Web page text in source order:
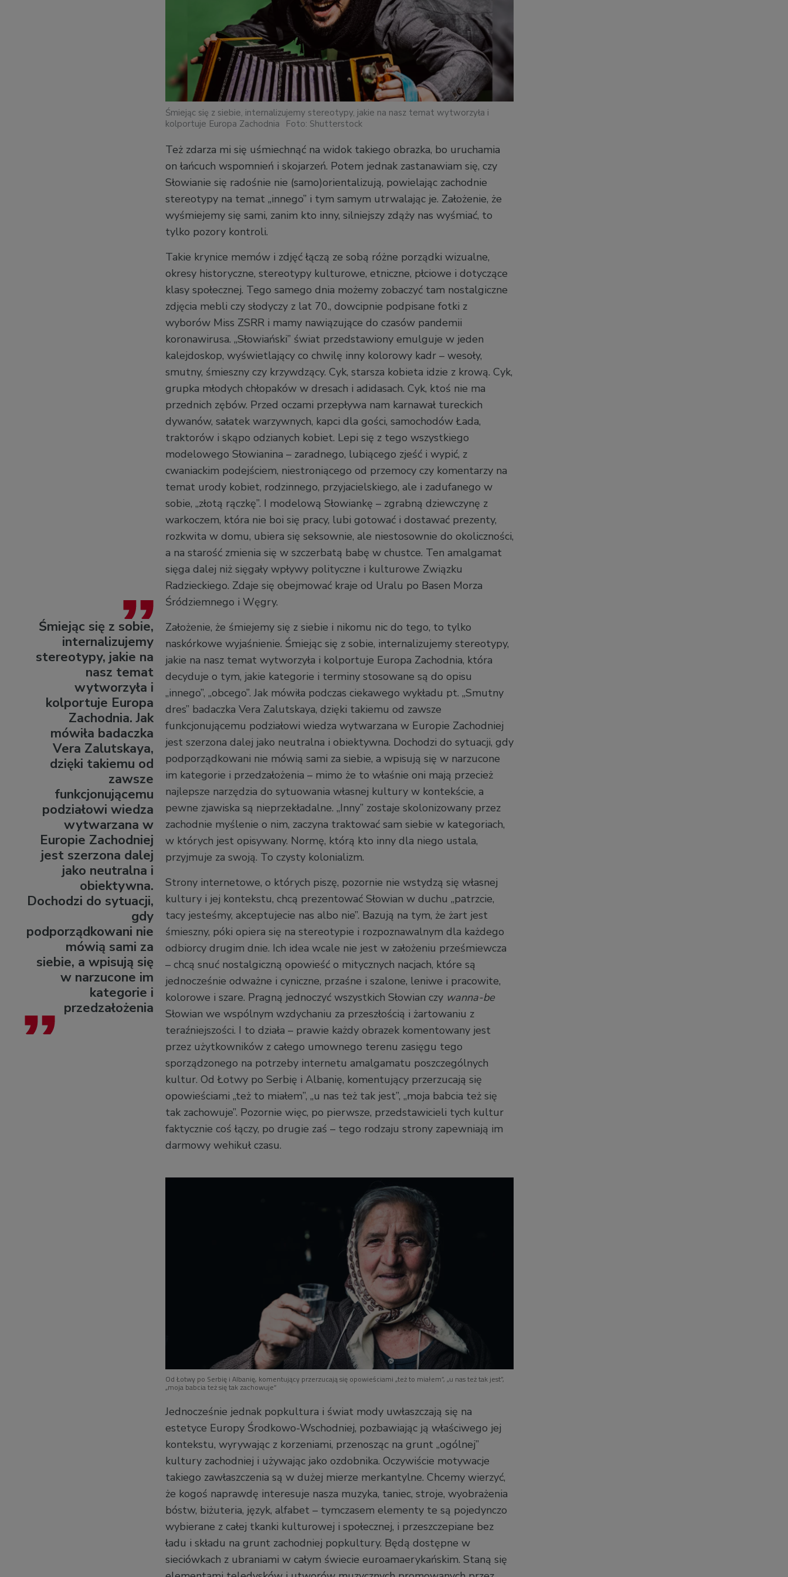
Śmiejąc się z siebie, internalizujemy stereotypy, jakie na nasz temat wytworzyła i
kolportuje Europa Zachodnia
Foto: Shutterstock
Też zdarza mi się uśmiechnąć na widok takiego obrazka, bo uruchamia
on łańcuch wspomnień i skojarzeń. Potem jednak zastanawiam się, czy
Słowianie się radośnie nie (samo)orientalizują, powielając zachodnie
stereotypy na temat „innego” i tym samym utrwalając je. Założenie, że
wyśmiejemy się sami, zanim kto inny, silniejszy zdąży nas wyśmiać, to
tylko pozory kontroli.
Takie krynice memów i zdjęć łączą ze sobą różne porządki wizualne,
okresy historyczne, stereotypy kulturowe, etniczne, płciowe i dotyczące
klasy społecznej. Tego samego dnia możemy zobaczyć tam nostalgiczne
zdjęcia mebli czy słodyczy z lat 70., dowcipnie podpisane fotki z
wyborów Miss ZSRR i mamy nawiązujące do czasów pandemii
koronawirusa. „Słowiański” świat przedstawiony emulguje w jeden
kalejdoskop, wyświetlający co chwilę inny kolorowy kadr – wesoły,
smutny, śmieszny czy krzywdzący. Cyk, starsza kobieta idzie z krową. Cyk,
grupka młodych chłopaków w dresach i adidasach. Cyk, ktoś nie ma
przednich zębów. Przed oczami przepływa nam karnawał tureckich
dywanów, sałatek warzywnych, kapci dla gości, samochodów Łada,
traktorów i skąpo odzianych kobiet. Lepi się z tego wszystkiego
modelowego Słowianina – zaradnego, lubiącego zjeść i wypić, z
cwaniackim podejściem, niestroniącego od przemocy czy komentarzy na
temat urody kobiet, rodzinnego, przyjacielskiego, ale i zadufanego w
sobie, „złotą rączkę”. I modelową Słowiankę – zgrabną dziewczynę z
warkoczem, która nie boi się pracy, lubi gotować i dostawać prezenty,
rozkwita w domu, ubiera się seksownie, ale niestosownie do okoliczności,
a na starość zmienia się w szczerbatą babę w chustce. Ten amalgamat
sięga dalej niż sięgały wpływy polityczne i kulturowe Związku
Radzieckiego. Zdaje się obejmować kraje od Uralu po Basen Morza
Śródziemnego i Węgry.
Śmiejąc się z sobie,
internalizujemy
stereotypy, jakie na
nasz temat
wytworzyła i
kolportuje Europa
Zachodnia. Jak
mówiła badaczka
Vera Zalutskaya,
dzięki takiemu od
zawsze
funkcjonującemu
podziałowi wiedza
wytwarzana w
Europie Zachodniej
jest szerzona dalej
jako neutralna i
obiektywna.
Dochodzi do sytuacji,
gdy
podporządkowani nie
mówią sami za
siebie, a wpisują się
w narzucone im
kategorie i
przedzałożenia
Założenie, że śmiejemy się z siebie i nikomu nic do tego, to tylko
naskórkowe wyjaśnienie. Śmiejąc się z sobie, internalizujemy stereotypy,
jakie na nasz temat wytworzyła i kolportuje Europa Zachodnia, która
decyduje o tym, jakie kategorie i terminy stosowane są do opisu
„innego”, „obcego”. Jak mówiła podczas ciekawego wykładu pt. „Smutny
dres” badaczka Vera Zalutskaya, dzięki takiemu od zawsze
funkcjonującemu podziałowi wiedza wytwarzana w Europie Zachodniej
jest szerzona dalej jako neutralna i obiektywna. Dochodzi do sytuacji, gdy
podporządkowani nie mówią sami za siebie, a wpisują się w narzucone
im kategorie i przedzałożenia – mimo że to właśnie oni mają przecież
najlepsze narzędzia do sytuowania własnej kultury w kontekście, a
pewne zjawiska są nieprzekładalne. „Inny” zostaje skolonizowany przez
zachodnie myślenie o nim, zaczyna traktować sam siebie w kategoriach,
w których jest opisywany. Normę, którą kto inny dla niego ustala,
przyjmuje za swoją. To czysty kolonializm.
Strony internetowe, o których piszę, pozornie nie wstydzą się własnej
kultury i jej kontekstu, chcą prezentować Słowian w duchu „patrzcie,
tacy jesteśmy, akceptujecie nas albo nie”. Bazują na tym, że żart jest
śmieszny, póki opiera się na stereotypie i rozpoznawalnym dla każdego
odbiorcy drugim dnie. Ich idea wcale nie jest w założeniu prześmiewcza
– chcą snuć nostalgiczną opowieść o mitycznych nacjach, które są
jednocześnie odważne i cyniczne, przaśne i szalone, leniwe i pracowite,
kolorowe i szare. Pragną jednoczyć wszystkich Słowian czy wanna-be
Słowian we wspólnym wzdychaniu za przeszłością i żartowaniu z
teraźniejszości. I to działa – prawie każdy obrazek komentowany jest
przez użytkowników z całego umownego terenu zasięgu tego
sporządzonego na potrzeby internetu amalgamatu poszczególnych
kultur. Od Łotwy po Serbię i Albanię, komentujący przerzucają się
opowieściami „też to miałem”, „u nas też tak jest”, „moja babcia też się
tak zachowuje”. Pozornie więc, po pierwsze, przedstawicieli tych kultur
faktycznie coś łączy, po drugie zaś – tego rodzaju strony zapewniają im
darmowy wehikuł czasu.
Od Łotwy po Serbię i Albanię, komentujący przerzucają się opowieściami „też to miałem”, „u nas też tak jest”,
„moja babcia też się tak zachowuje”
Jednocześnie jednak popkultura i świat mody uwłaszczają się na
estetyce Europy Środkowo-Wschodniej, pozbawiając ją właściwego jej
kontekstu, wyrywając z korzeniami, przenosząc na grunt „ogólnej”
kultury zachodniej i używając jako ozdobnika. Oczywiście motywacje
takiego zawłaszczenia są w dużej mierze merkantylne. Chcemy wierzyć,
że kogoś naprawdę interesuje nasza muzyka, taniec, stroje, wyobrażenia
bóstw, biżuteria, język, alfabet – tymczasem elementy te są pojedynczo
wybierane z całej tkanki kulturowej i społecznej, i przeszczepiane bez
ładu i składu na grunt zachodniej popkultury. Będą dostępne w
sieciówkach z ubraniami w całym świecie euroamaerykańskim. Staną się